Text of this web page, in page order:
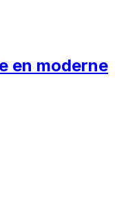
en moderne